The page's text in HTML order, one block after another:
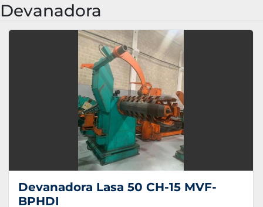
Devanadora
Devanadora Lasa 50 CH-15 MVF-
BPHDI